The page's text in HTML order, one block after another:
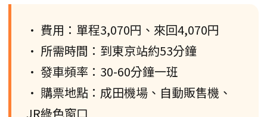
• 費用：單程3,070円、來回4,070円
• 所需時間：到東京站約53分鐘
• 發車頻率：30-60分鐘一班
• 購票地點：成田機場、自動販售機、
JR綠色窗口